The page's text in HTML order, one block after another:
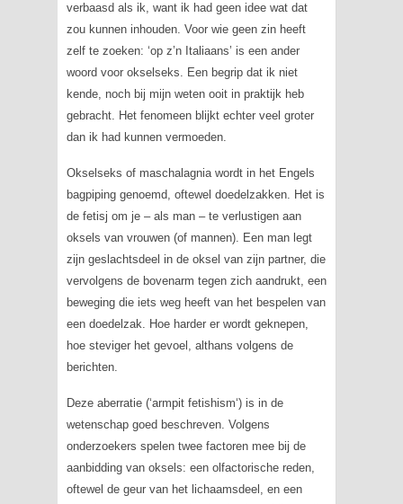
verbaasd als ik, want ik had geen idee wat dat
zou kunnen inhouden. Voor wie geen zin heeft
zelf te zoeken: ‘op z’n Italiaans’ is een ander
woord voor okselseks. Een begrip dat ik niet
kende, noch bij mijn weten ooit in praktijk heb
gebracht. Het fenomeen blijkt echter veel groter
dan ik had kunnen vermoeden.
Okselseks of maschalagniawordt in het Engels
bagpipinggenoemd, oftewel doedelzakken. Het is
de fetisj om je – als man – te verlustigen aan
oksels van vrouwen (of mannen). Een man legt
zijn geslachtsdeel in de oksel van zijn partner, die
vervolgens de bovenarm tegen zich aandrukt, een
beweging die iets weg heeft van het bespelen van
een doedelzak. Hoe harder er wordt geknepen,
hoe steviger het gevoel, althans volgens de
berichten.
Deze aberratie (‘armpit fetishism‘) is in de
wetenschap goed beschreven. Volgens
onderzoekers spelen twee factoren mee bij de
aanbidding van oksels: een olfactorische reden,
oftewel de geur van het lichaamsdeel, en een